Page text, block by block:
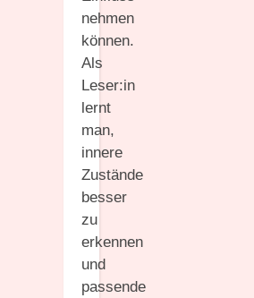
nehmen
können.
Als
Leser:in
lernt
man,
innere
Zustände
besser
zu
erkennen
und
passende